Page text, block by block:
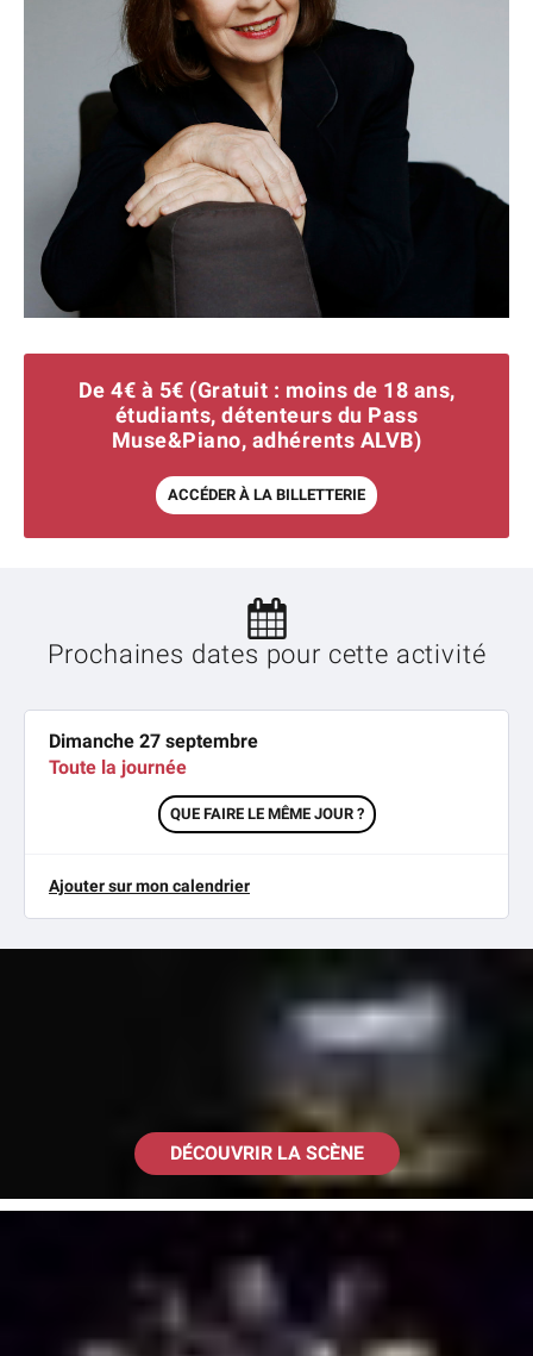
De 4€ à 5€ (Gratuit : moins de 18 ans,
étudiants, détenteurs du Pass
Muse&Piano, adhérents ALVB)
ACCÉDER À LA BILLETTERIE
Prochaines dates pour cette activité
Dimanche 27 septembre
Toute la journée
QUE FAIRE LE MÊME JOUR ?
Ajouter sur mon calendrier
DÉCOUVRIR LA SCÈNE